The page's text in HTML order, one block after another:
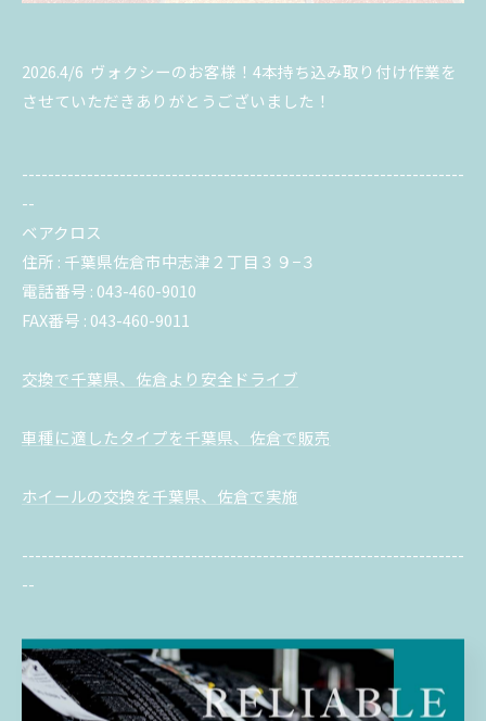
2026.4/6 ヴォクシーのお客様！4本持ち込み取り付け作業を
させていただきありがとうございました！
--------------------------------------------------------------------
--
ベアクロス
住所 : 千葉県佐倉市中志津２丁目３９−３
電話番号 : 043-460-9010
FAX番号 : 043-460-9011
交換で千葉県、佐倉より安全ドライブ
車種に適したタイプを千葉県、佐倉で販売
ホイールの交換を千葉県、佐倉で実施
--------------------------------------------------------------------
--
交換 販売 ホイール